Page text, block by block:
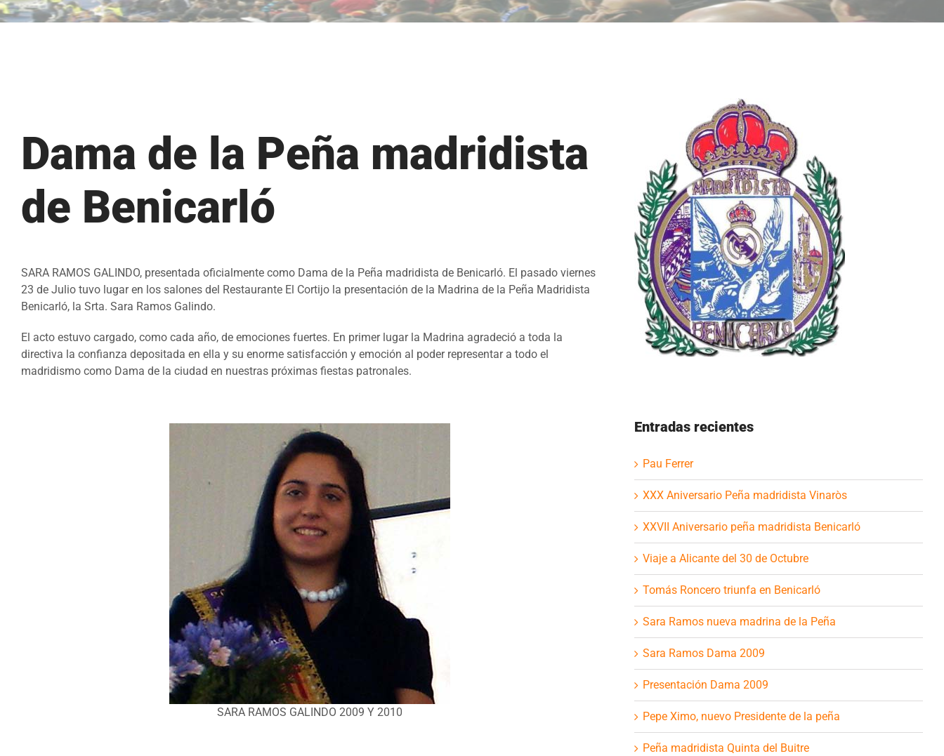
Dama de la Peña madridista
de Benicarló
SARA RAMOS GALINDO, presentada oficialmente como Dama de la Peña madridista de Benicarló. El pasado viernes
23 de Julio tuvo lugar en los salones del Restaurante El Cortijo la presentación de la Madrina de la Peña Madridista
Benicarló, la Srta. Sara Ramos Galindo.
El acto estuvo cargado, como cada año, de emociones fuertes. En primer lugar la Madrina agradeció a toda la
directiva la confianza depositada en ella y su enorme satisfacción y emoción al poder representar a todo el
madridismo como Dama de la ciudad en nuestras próximas fiestas patronales.
SARA RAMOS GALINDO 2009 Y 2010
Entradas recientes
Pau Ferrer
XXX Aniversario Peña madridista Vinaròs
XXVII Aniversario peña madridista Benicarló
Viaje a Alicante del 30 de Octubre
Tomás Roncero triunfa en Benicarló
Sara Ramos nueva madrina de la Peña
Sara Ramos Dama 2009
Presentación Dama 2009
Pepe Ximo, nuevo Presidente de la peña
Peña madridista Quinta del Buitre